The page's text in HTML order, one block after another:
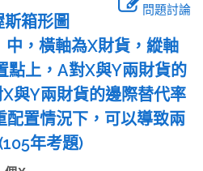
問題討論
箱形圖
，橫軸為X財貨，縱軸
點上，A對X與Y兩財貨的
與Y兩財貨的邊際替代率
配置情況下，可以導致兩
年考題)